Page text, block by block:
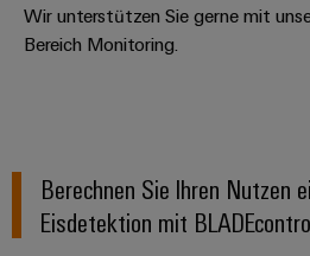
Wir unterstützen Sie gerne mit
Bereich Monitoring.
Berechnen Sie Ihren Nutzen
Eisdetektion mit